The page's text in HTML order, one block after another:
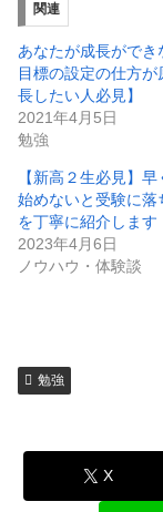
関連
あなたが成長ができ
目標の設定の仕方が
長したい人必見】
2021年4月5日
勉強
【新高２生必見】
始めないと受験に落
を丁寧に紹介します
2023年4月6日
ノウハウ・体験談
勉強
X